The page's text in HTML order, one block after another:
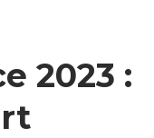
2023 :